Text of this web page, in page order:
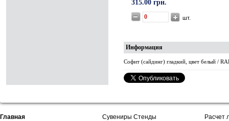
315.00 грн.
шт.
Информация
Софит (сайдинг) гладкий, цвет белый /
Главная Сувениры Стенды Расчет